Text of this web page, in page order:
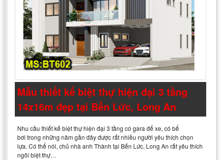
Mẫu thiết kế biệt thự hiện đại 3 tầng
14x16m đẹp tại Bến Lức, Long An
Nhu cầu thiết kế biệt thự hiện đại 3 tầng có gara để xe, có bể
bơi trong những năm gần đây được rất nhiều người yêu thích chọn
lựa. Có thể nói, chủ nhà anh Thành tại Bến Lức, Long An rất yêu thích
ngôi biệt thự…